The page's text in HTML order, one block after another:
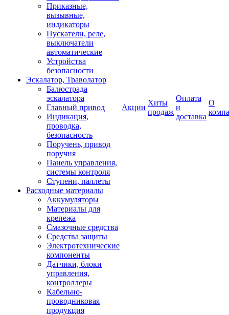
Приказные,
вызывные,
индикаторы
Пускатели, реле,
выключатели
автоматические
Устройства
безопасности
Эскалатор, Траволатор
Балюстрада
эскалатора
Главный привод
Индикация,
проводка,
безопасность
Поручень, привод
поручня
Панель управления,
системы контроля
Ступени, паллеты
Расходные материалы
Аккумуляторы
Материалы для
крепежа
Смазочные средства
Средства защиты
Электротехнические
компоненты
Датчики, блоки
управления,
контроллеры
Кабельно-
проводниковая
продукция
Акции
Хиты
продаж
Оплата
и
доставка
О